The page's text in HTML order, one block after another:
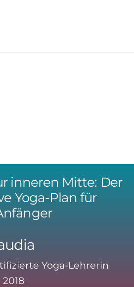
inneren Mitte: Der
Yoga-Plan für
Yoga-Lehrerin